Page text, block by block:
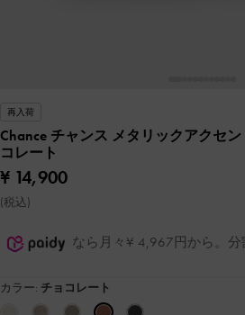
再入荷
Chance チャンス メタリックアクセ
コレート
¥ 14,900
(税込)
なら月々¥ 4,967円から。分
カラー: チョコレート